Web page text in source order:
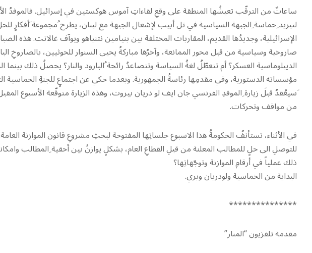
ساعاتٌ من الترقّب تعيشُها المنطقة على وقعِ لقاءاتِ آموس هوكستين في إسرائيل. فالموفدُ
لتبريد ِحماسة ِالجبهة السياسية في تل أبيب لإشعال الجبهة مع لبنان، يطرح ُمجموعة َأفكارٍ
الإسرائيلية، وجديدُها القديم، المقاربات المختلفة بين بنيامين نتنياهو ويوآف غالانت. هذه
صاروخية وسياسية من قبل محور الممانعة، وآخرُها مباركةُ يحيى السنوار للحوثيين،
الديبلوماسية العسكر؟ أم تتعطّلُ لغةُ السياسة وتتصاعدُ رائحة ُالبارود والنار؟ يحصلُ ذلك بينما
َسيعُقدُ قبلَ زيارة ِالموفدِ الفرنسي جان ايف لو دريان بيروت، وهذه الزيارة متوقّعة الأسبوع
من مواقف وتحركات.
في الأثناء، تستأنفُ الحكومةُ هذا الاسبوع جلساتِها المفتوحة لبحثِ مشروعِ قانون الموازنة
للتوصلِ الى حلٍ للمطالب المعلنة من قبلِ القطاعِ العام، بشكلٍ يوازنُ بين أحقية ِالمطالب
ذلك عملياً في أرقامِ الموازنة وتوجّهاتِها؟
البداية من الخماسية ولودريان وبري.
***************
مقدمة تلفزيون “المنار”